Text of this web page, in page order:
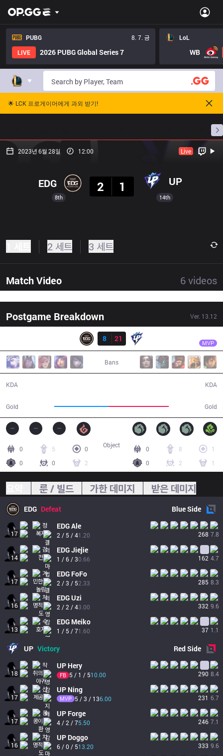
PUBG
8. 7. 금
LIVE
2026 PUBG Global Series 7
LoL
WB
🌟 LCK 프로게이머에게 과외 받기!
프로빌
2023년 6월 28일 12:00 Live
8th
EDG
2
1 UP
14th
2 세트 3 세트
Match Video 6videos
Postgame Breakdown Ver. 13.12
8
21 MVP
Bans
KDA
Gold Gold
KDA
0 5
0
0
0 2
0 8
1
0
2 1
Object
룬 / 빌드 가한 데미지 받은 데미지
EDG Defeat BlueSide
17
EDGAle
2 / 5 / 41.20 268 7.8
14
EDGJiejie
1 / 6 / 30.66 162 4.7
17
EDG FoFo
2 / 3 / 52.33 285 8.3
16
EDGUzi
2 / 2 / 43.00 332 9.6
13
EDG Meiko
1 / 5 / 71.60 37 1.1
UP Victory RedSide
18
UP Hery
FB 5 / 1 / 510.00 290 8.4
17
UP Ning
MVP 5 / 3 / 136.00 231 6.7
17
UP Forge
4 / 2 / 75.50 246 7.1
16
UP Doggo
6 / 0 / 513.20 333 9.6